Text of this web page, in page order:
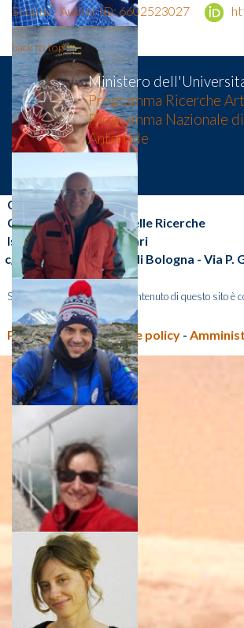
Scopus - Author ID: 6602523027
back to top
Ministero
Programma Ricerche
Programma Nazionale
Antartide
CNR-ISP
Consiglio Nazionale delle Ricerche
Istituto di Scienze Polari
c/o Area della Ricerca di Bologna - Via
Salvo diversa indicazione, il contenuto di questo sito è
Privacy policy e Cookie policy -